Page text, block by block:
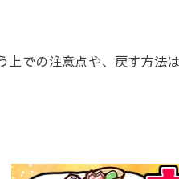
上での注意点や、戻す方法